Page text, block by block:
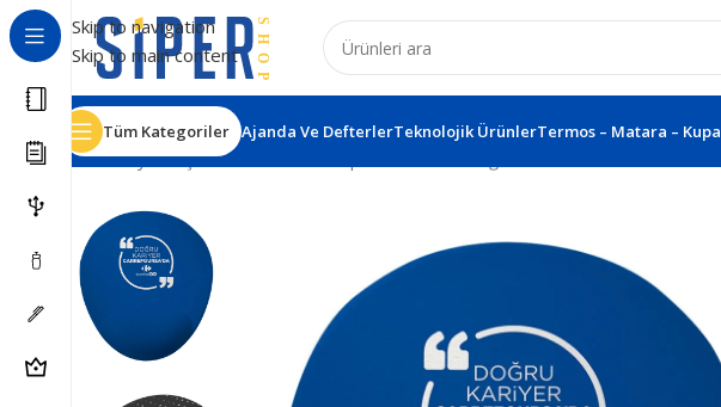
Skip to navigation
Skip to main content
Tüm Kategoriler Ajanda Ve DefterlerTeknolojik ÜrünlerTermos – Matara – Kupa
Ana Sayfa Kişisel Ürünler